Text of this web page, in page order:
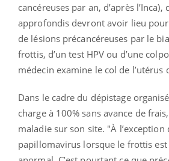
cancéreuses par an, d’après
approfondis devront avoir lieu
de lésions précancéreuses par le
frottis, d’un test HPV ou d’une
médecin examine le col de l’utérus
Dans le cadre du dépistage
charge à 100% sans avance de
maladie sur son site. "À l’exception
papillomavirus lorsque le frottis